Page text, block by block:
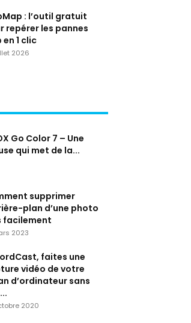
: l’outil gratuit
repérer les pannes
en 1 clic
2026
Go Color 7 – Une
qui met de la...
supprimer
plan d’une photo
facilement
2023
faites une
vidéo de votre
d’ordinateur sans
2020